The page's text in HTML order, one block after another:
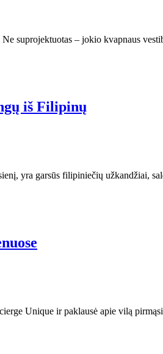
suprojektuotas – jokio kvapnaus
iš Filipinų
yra garsūs filipiniečių
Unique ir paklausė apie vilą